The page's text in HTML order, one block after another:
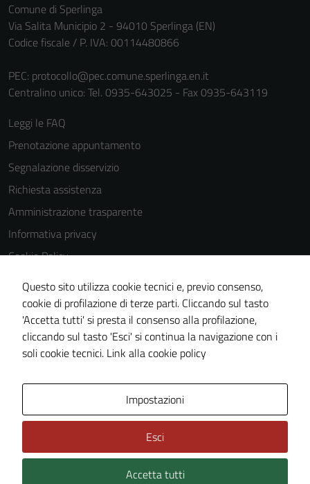
Comune di Sperlinga
Via Salita Municipio 2 - 94010 Sperlinga (EN)
Codice fiscale / P. IVA: 00114480866
PEC: protocollo@pec.comune.sperlinga.en.it
Centralino unico: Tel. 0935-643025 - Fax 0935-643119
Leggi le FAQ
Prenotazione appuntamento
Segnalazione disservizio
Richiesta assistenza
Amministrazione trasparente
Informativa privacy
Cookie Policy
Note legali
Dichiarazione di accessibilità
Obiettivi di accessibilità
Piano di miglioramento del sito
Technical Design s.r.l.
Questo sito utilizza cookie tecnici e, previo consenso,
cookie di profilazione di terze parti. Cliccando sul tasto
'Accetta tutti' si presta il consenso alla profilazione,
cliccando sul tasto 'Esci' si continua la navigazione con i
soli cookie tecnici. Link alla cookie policy
Impostazioni
Esci
Accetta tutti
Tecnici
sono necessari
per il
funzionamento
possono
essere